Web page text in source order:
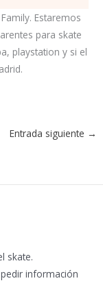
Estaremos
para skate
playstation y si el
Entrada siguiente →
skate.
información